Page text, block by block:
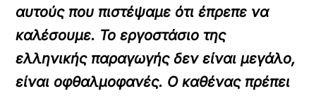
αυτούς που πιστέψαμε ότι έπρεπε να
καλέσουμε. Το εργοστάσιο της
ελληνικής παραγωγής δεν είναι μεγάλο,
είναι οφθαλμοφανές. Ο καθένας πρέπει